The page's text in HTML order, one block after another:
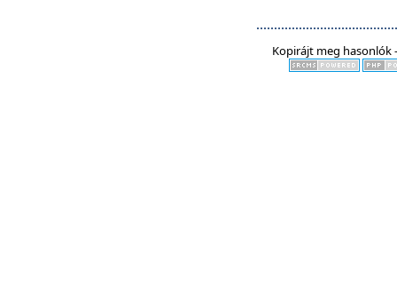
Kopirájt meg hasonlók